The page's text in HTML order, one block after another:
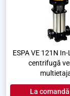
ESPA VE 121N
centrifugă
La comandă